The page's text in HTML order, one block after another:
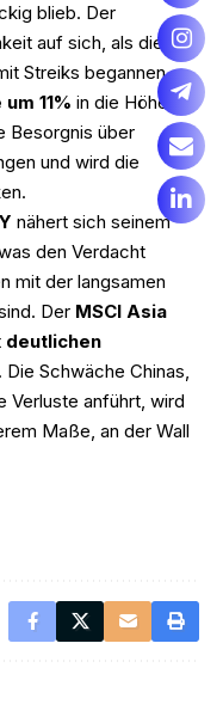
blieb. Der
auf sich, als die
Streiks begannen
11% in die Höhe
Besorgnis über
und wird die
nähert sich seinem
den Verdacht
mit der langsamen
Der MSCI Asia
deutlichen
. Die Schwäche Chinas,
Verluste anführt, wird
Maße, an der Wall